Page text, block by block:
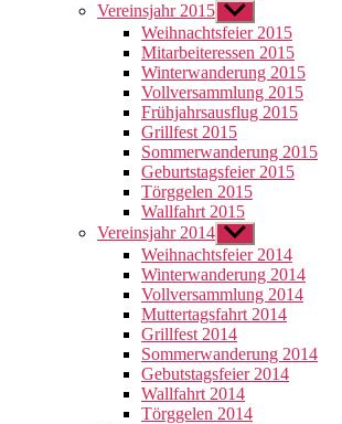
Vereinsjahr 2015 Untermenü
anzeigen
Weihnachtsfeier 2015
Mitarbeiteressen 2015
Winterwanderung 2015
Vollversammlung 2015
Frühjahrsausflug 2015
Grillfest 2015
Sommerwanderung 2015
Geburtstagsfeier 2015
Törggelen 2015
Wallfahrt 2015
Vereinsjahr 2014 Untermenü
anzeigen
Weihnachtsfeier 2014
Winterwanderung 2014
Vollversammlung 2014
Muttertagsfahrt 2014
Grillfest 2014
Sommerwanderung 2014
Gebutstagsfeier 2014
Wallfahrt 2014
Törggelen 2014